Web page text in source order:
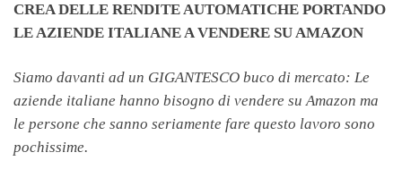
CREA DELLE RENDITE AUTOMATICHE PORTANDO
LE AZIENDE ITALIANE A VENDERE SU AMAZON
Siamo davanti ad un GIGANTESCO buco di mercato: Le
aziende italiane hanno bisogno di vendere su Amazon ma
le persone che sanno seriamente fare questo lavoro sono
pochissime.